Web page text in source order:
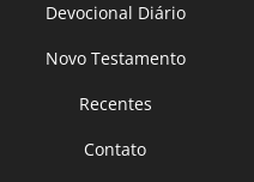
Devocional Diário
Novo Testamento
Recentes
Contato